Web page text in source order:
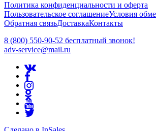
Политика конфиденциальности и оферта
Пользовательское соглашениеУсловия
Обратная связьДоставкаКонтакты
8 (800) 550-90-52 бесплатный звонок!
adv-service@mail.ru